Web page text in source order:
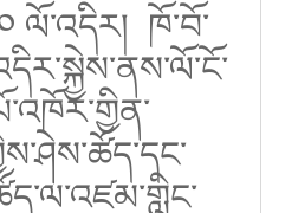
ལོ་འདིར། ཁོ་བོ་